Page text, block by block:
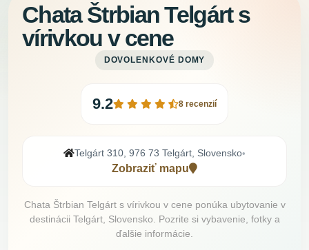
Chata Štrbian Telgárt s
vírivkou v cene
DOVOLENKOVÉ DOMY
9.2 8 recenzií
Telgárt 310, 976 73 Telgárt, Slovensko•
Zobraziť mapu
Chata Štrbian Telgárt s vírivkou v cene ponúka ubytovanie v
destinácii Telgárt, Slovensko. Pozrite si vybavenie, fotky a
ďalšie informácie.